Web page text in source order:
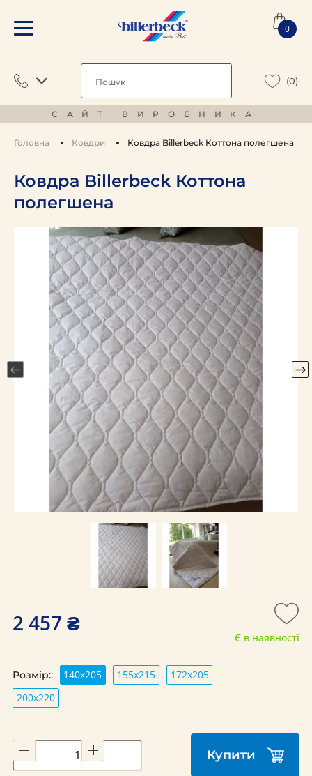
0
(0)
САЙТ ВИРОБНИКА
Головна Ковдри Ковдра Billerbeck Коттона полегшена
Ковдра Billerbeck Коттона
полегшена
2 457 ₴
Є в наявності
Розмір:: 140х205 155х215
172х205
200х220
Купити